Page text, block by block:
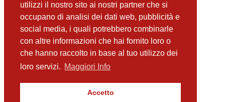
utilizzi il nostro sito ai nostri partner che si
occupano di analisi dei dati web, pubblicità e
social media, i quali potrebbero combinarle
con altre informazioni che hai fornito loro o
che hanno raccolto in base al tuo utilizzo dei
loro servizi. Maggiori Info
Accetto